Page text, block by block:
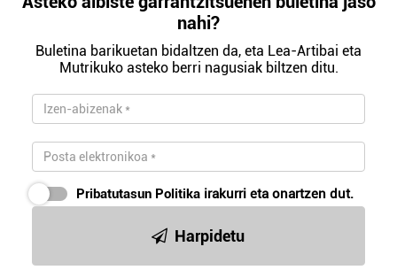
nahi?
Buletina barikuetan bidaltzen da, eta Lea-Artibai eta
Mutrikuko asteko berri nagusiak biltzen ditu.
Pribatutasun Politika irakurri eta onartzen dut.
Harpidetu